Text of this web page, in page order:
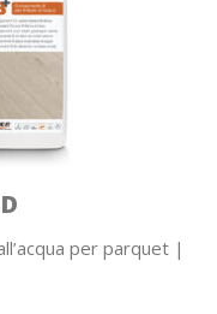
per parquet |